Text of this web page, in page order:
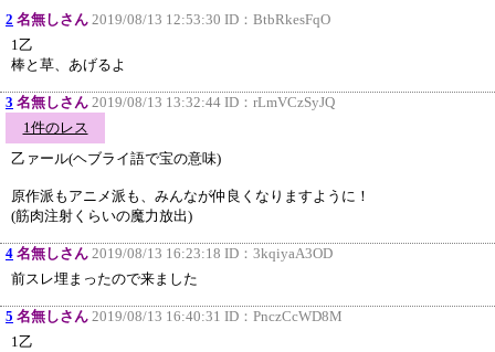
2 名無しさん 2019/08/13 12:53:30 ID： BtbRkesFqO
1乙
棒と草、あげるよ
3 名無しさん 2019/08/13 13:32:44 ID： rLmVCzSyJQ
1件のレス
乙ァール(ヘブライ語で宝の意味)
原作派もアニメ派も、みんなが仲良くなりますように！
(筋肉注射くらいの魔力放出)
4 名無しさん 2019/08/13 16:23:18 ID： 3kqiyaA3OD
前スレ埋まったので来ました
5 名無しさん 2019/08/13 16:40:31 ID： PnczCcWD8M
1乙